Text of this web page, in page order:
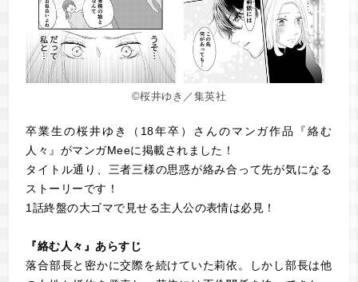
©桜井ゆき／集英社
卒業生の桜井ゆき（18年卒）さんのマンガ作品『絡む
人々』がマンガMeeに掲載されました！
タイトル通り、三者三様の思惑が絡み合って先が気になる
ストーリーです！
1話終盤の大ゴマで見せる主人公の表情は必見！
『絡む人々』あらすじ
落合部長と密かに交際を続けていた莉依。しかし部長は他